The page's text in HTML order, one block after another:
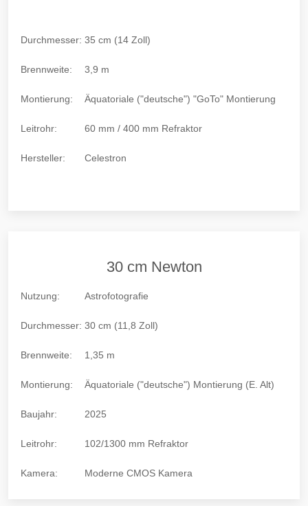
Durchmesser: 35 cm (14 Zoll)
Brennweite: 3,9 m
Montierung: Äquatoriale ("deutsche") "GoTo" Montierung
Leitrohr: 60 mm / 400 mm Refraktor
Hersteller: Celestron
30 cm Newton
Nutzung: Astrofotografie
Durchmesser: 30 cm (11,8 Zoll)
Brennweite: 1,35 m
Montierung: Äquatoriale ("deutsche") Montierung (E. Alt)
Baujahr: 2025
Leitrohr: 102/1300 mm Refraktor
Kamera: Moderne CMOS Kamera